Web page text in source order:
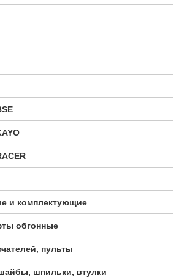
и комплектующие
обгонные
пульты
шпильки, втулки